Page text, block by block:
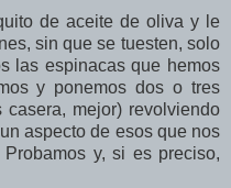
de aceite de oliva y le
sin que se tuesten, solo
las espinacas que hemos
y ponemos dos o tres
mejor) revolviendo
aspecto de esos que nos
y, si es preciso,